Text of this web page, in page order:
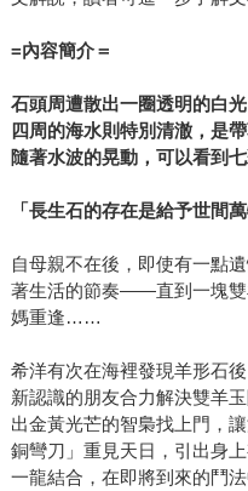
=內容簡介＝
石頭周遭散出一圈透明的白光
四周的海水則特別清澈，是
隨著水波的晃動，可以看到
「長生石的存在是給予世間
自母親不在後，即使有一點
著生活的節奏——直到一塊雙
媽重逢……
希洋有次在海裡發現羊形石
新認識的朋友合力解決雙羊
出金黃光芒的智梟找上門，
銅彎刀」重見天日，引出身
一龍結合，在即將到來的鬥